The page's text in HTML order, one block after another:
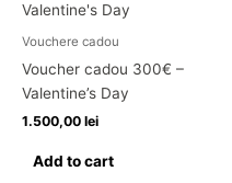
Vouchere cadou
Voucher cadou 300€ –
Valentine’s Day
1.500,00 lei
Add to cart